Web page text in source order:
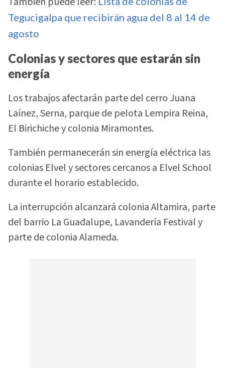
Tegucigalpa que recibirán agua del 8 al 14 de
agosto
Colonias y sectores que estarán sin
energía
Los trabajos afectarán parte del cerro Juana
Laínez, Serna, parque de pelota Lempira Reina,
El Birichiche y colonia Miramontes.
También permanecerán sin energía eléctrica las
colonias Elvel y sectores cercanos a Elvel School
durante el horario establecido.
La interrupción alcanzará colonia Altamira, parte
del barrio La Guadalupe, Lavandería Festival y
parte de colonia Alameda.